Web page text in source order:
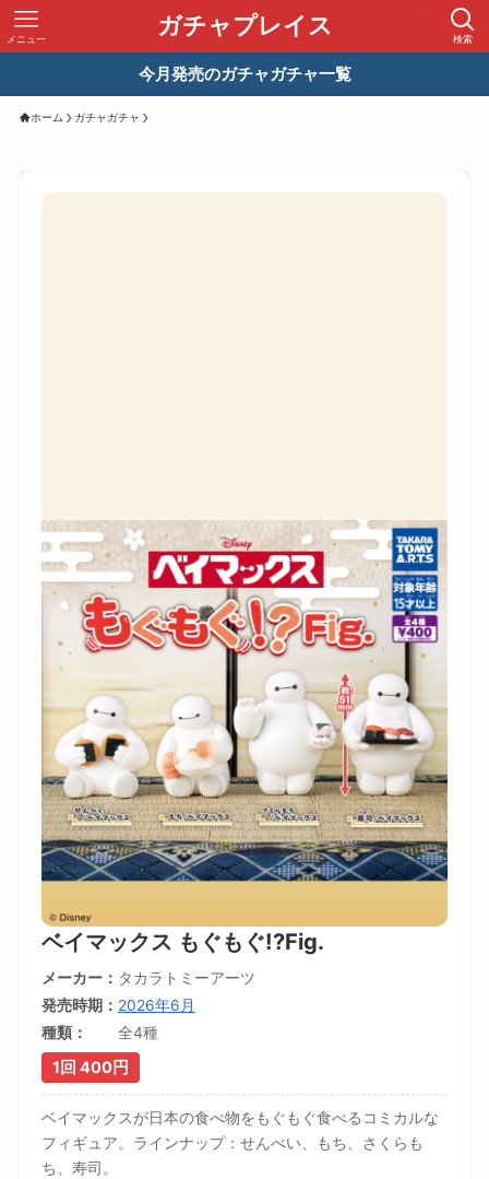
ガチャプレイス 検索
メニュー
今月発売のガチャガチャ一覧
ホーム ガチャガチャ
ベイマックス もぐもぐ!?Fig.
メーカー
タカラトミーアーツ
発売時期
2026年6月
種類
全4種
1回 400円
ベイマックスが日本の食べ物をもぐもぐ食べるコミカルな
フィギュア。ラインナップ：せんべい、もち、さくらも
ち、寿司。